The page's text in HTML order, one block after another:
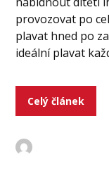
provozovat po
plavat hned po
ideální plavat
Celý článek